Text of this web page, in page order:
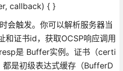
callback) { }
会触发。你可以解析服务器当
和证书id，获取OCSP响应调用
是 Buffer实例。证书（certi
是初级表达式缓存（BufferD